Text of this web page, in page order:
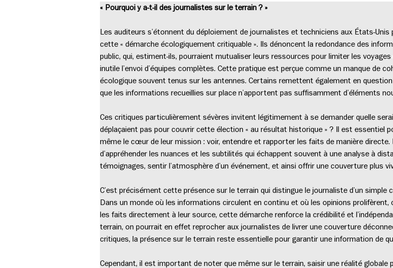
« Pourquoi y a-t-il des journalistes sur le terrain ? »
Les auditeurs s’étonnent du déploiement de journalistes et techniciens aux États-
cette « démarche écologiquement critiquable ». Ils dénoncent la redondance des
public, qui, estiment-ils, pourraient mutualiser leurs ressources pour limiter les
inutile l’envoi d’équipes complètes. Cette pratique est perçue comme un manque de
écologique souvent tenus sur les antennes. Certains remettent également en
que les informations recueillies sur place n’apportent pas suffisamment d’éléments
Ces critiques particulièrement sévères invitent légitimement à se demander quelle
déplaçaient pas pour couvrir cette élection « au résultat historique » ? Il est essentiel
même le cœur de leur mission : voir, entendre et rapporter les faits de manière directe.
d’appréhender les nuances et les subtilités qui échappent souvent à une analyse à
témoignages, sentir l’atmosphère d’un événement, et ainsi offrir une couverture plus
C’est précisément cette présence sur le terrain qui distingue le journaliste d’un
Dans un monde où les informations circulent en continu et où les opinions
les faits directement à leur source, cette démarche renforce la crédibilité et
terrain, on pourrait en effet reprocher aux journalistes de livrer une couverture
critiques, la présence sur le terrain reste essentielle pour garantir une information de
Cependant, il est important de noter que même sur le terrain, saisir une réalité globale